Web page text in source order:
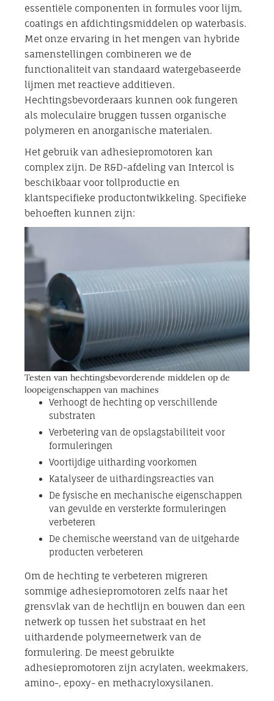
essentiële componenten in formules voor lijm,
coatings en afdichtingsmiddelen op waterbasis.
Met onze ervaring in het mengen van hybride
samenstellingen combineren we de
functionaliteit van standaard watergebaseerde
lijmen met reactieve additieven.
Hechtingsbevorderaars kunnen ook fungeren
als moleculaire bruggen tussen organische
polymeren en anorganische materialen.
Het gebruik van adhesiepromotoren kan
complex zijn. De R&D-afdeling van Intercol is
beschikbaar voor tollproductie en
klantspecifieke productontwikkeling. Specifieke
behoeften kunnen zijn:
Testen van hechtingsbevorderende middelen op de
loopeigenschappen van machines
Verhoogt de hechting op verschillende
substraten
Verbetering van de opslagstabiliteit voor
formuleringen
Voortijdige uitharding voorkomen
Katalyseer de uithardingsreacties van
De fysische en mechanische eigenschappen
van gevulde en versterkte formuleringen
verbeteren
De chemische weerstand van de uitgeharde
producten verbeteren
Om de hechting te verbeteren migreren
sommige adhesiepromotoren zelfs naar het
grensvlak van de hechtlijn en bouwen dan een
netwerk op tussen het substraat en het
uithardende polymeernetwerk van de
formulering. De meest gebruikte
adhesiepromotoren zijn acrylaten, weekmakers,
amino-, epoxy- en methacryloxysilanen.